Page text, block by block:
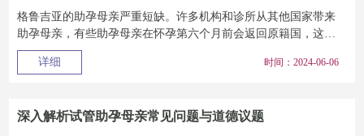
格鲁吉亚的助孕母亲严重短缺。许多机构和诊所从其他国家带来
助孕母亲，有些助孕母亲在怀孕第六个月前会返回原籍国，这期
间她们可能无人看管...
详细
时间：2024-06-06
深入解析试管助孕母亲常见问题与道德议题